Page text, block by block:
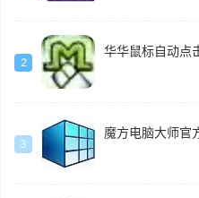
2
华华鼠标自动点
3
魔方电脑大师官